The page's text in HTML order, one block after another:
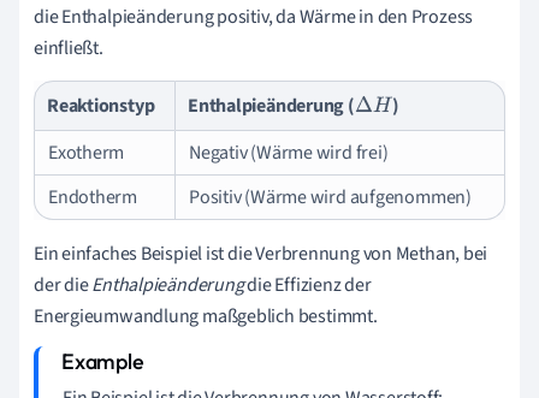
die Enthalpieänderung positiv, da Wärme in den Prozess
einfließt.
Reaktionstyp Enthalpieänderung (ΔH )
Exotherm
Negativ (Wärme wird frei)
Endotherm
Positiv (Wärme wird aufgenommen)
Ein einfaches Beispiel ist die Verbrennung von Methan, bei
der dieEnthalpieänderungdie Effizienz der
Energieumwandlung maßgeblich bestimmt.